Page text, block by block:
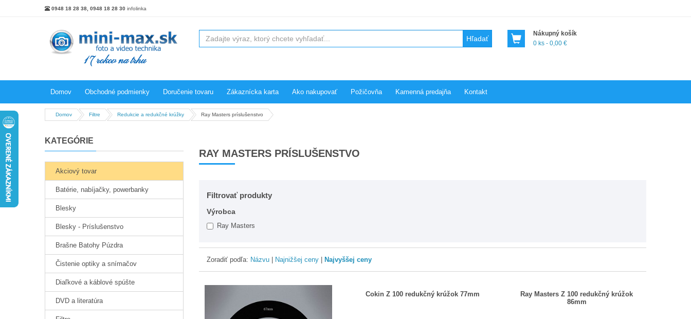
0948 18 28 38, 0948 18 28 30 infolinka
17 rokov na trhu
Hľadať
Nákupný košík
0 ks - 0,00 €
Domov Obchodné podmienky Doručenie tovaru Zákaznícka karta Ako nakupovať Požičovňa Kamenná predajňa Kontakt
Domov Filtre Redukcie a redukčné krúžky Ray Masters príslušenstvo
KATEGÓRIE
Akciový tovar
Batérie, nabíjačky, powerbanky
Blesky
Blesky - Príslušenstvo
Brašne Batohy Púzdra
Čistenie optiky a snímačov
Diaľkové a káblové spúšte
DVD a literatúra
RAY MASTERS PRÍSLUŠENSTVO
Filtrovať produkty
Výrobca
Ray Masters
Zoradiť podľa: Názvu Najnižšej ceny Najvyššej ceny
Cokin Z 100 redukčný krúžok 77mm
Ray Masters Z 100 redukčný krúžok
86mm